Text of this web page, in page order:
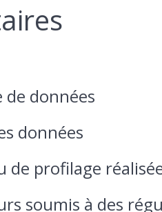
données
données
profilage
soumis à des